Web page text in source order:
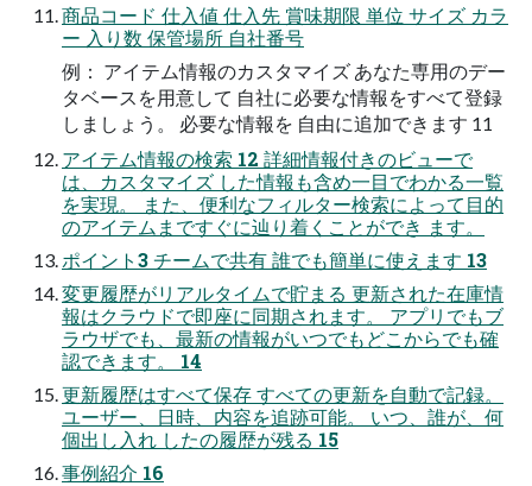
商品コード 仕入値 仕入先 賞味期限 単位 サイズ カラ
ー 入り数 保管場所 自社番号
例： アイテム情報のカスタマイズ あなた専用のデー
タベースを用意して 自社に必要な情報をすべて登録
しましょう。 必要な情報を 自由に追加できます 11
アイテム情報の検索 12 詳細情報付きのビューで
は、カスタマイズ した情報も含め一目でわかる一覧
を実現。 また、便利なフィルター検索によって目的
のアイテムまですぐに辿り着くことができ ます。
ポイント3 チームで共有 誰でも簡単に使えます 13
変更履歴がリアルタイムで貯まる 更新された在庫情
報はクラウドで即座に同期されます。 アプリでもブ
ラウザでも、最新の情報がいつでもどこからでも確
認できます。 14
更新履歴はすべて保存 すべての更新を自動で記録。
ユーザー、日時、内容を追跡可能。 いつ、誰が、何
個出し入れ したの履歴が残る 15
事例紹介 16